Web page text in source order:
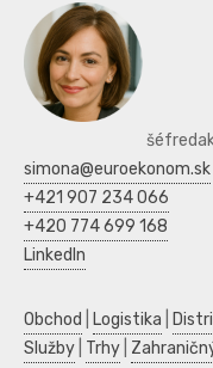
simona@euroekonom.sk
+421 907 234 066
+420 774 699 168
LinkedIn
Obchod Logistika
Služby Trhy